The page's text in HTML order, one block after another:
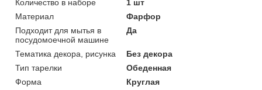
Количество в наборе
1 шт
Материал
Фарфор
Подходит для мытья в
посудомоечной машине
Да
Тематика декора, рисунка
Без декора
Тип тарелки
Обеденная
Форма
Круглая